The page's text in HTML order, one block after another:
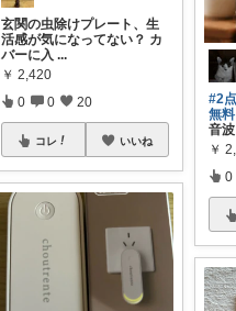
玄関の虫除けプレート、生
活感が気になってない？ カ
バーに入 ...
￥ 2,420
0 0 20
コレ いいね
#2
無
音波
￥
0